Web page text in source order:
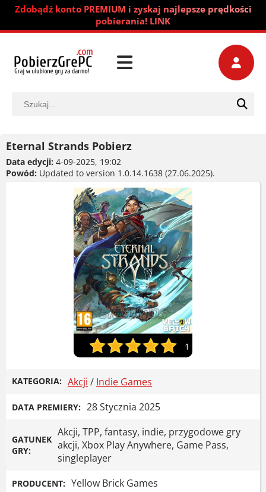
Zdobądź konto PREMIUM i zyskaj najlepsze prędkości
pobierania! LINK
Eternal Strands Pobierz
Data edycji: 4-09-2025, 19:02
Powód: Updated to version 1.0.14.1638 (27.06.2025).
1
KATEGORIA: Akcji / Indie Games
DATA PREMIERY: 28 Stycznia 2025
GATUNEK
GRY:
Akcji, TPP, fantasy, indie, przygodowe gry
akcji, Xbox Play Anywhere, Game Pass,
singleplayer
PRODUCENT: Yellow Brick Games